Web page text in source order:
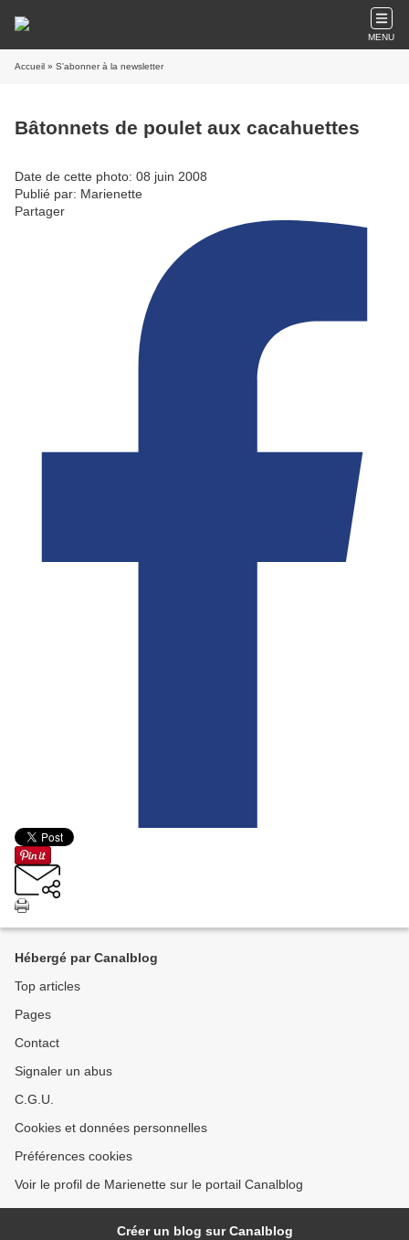
MENU
Accueil » S'abonner à la newsletter
Bâtonnets de poulet aux cacahuettes
Date de cette photo: 08 juin 2008
Publié par: Marienette
Partager
Hébergé par Canalblog
Top articles
Pages
Contact
Signaler un abus
C.G.U.
Cookies et données personnelles
Préférences cookies
Voir le profil de Marienette sur le portail Canalblog
Créer un blog sur Canalblog